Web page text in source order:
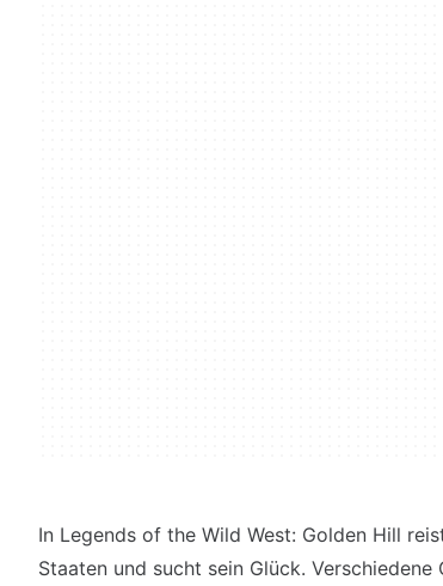
In Legends of the Wild West: Golden Hill
Staaten und sucht sein Glück.